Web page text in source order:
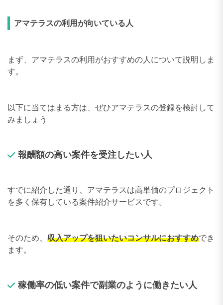
アマテラスの利用が向いている人
まず、アマテラスの利用がおすすめの人について説明しま
す。
以下に当てはまる方は、ぜひアマテラスの登録を検討して
みましょう
報酬額の高い案件を受注したい人
すでに紹介した通り、アマテラスは高単価のプロジェクト
を多く保有している案件紹介サービスです。
そのため、 収入アップを狙いたいコンサルにおすすめでき
ます。
稼働率の低い案件で副業のように働きたい人